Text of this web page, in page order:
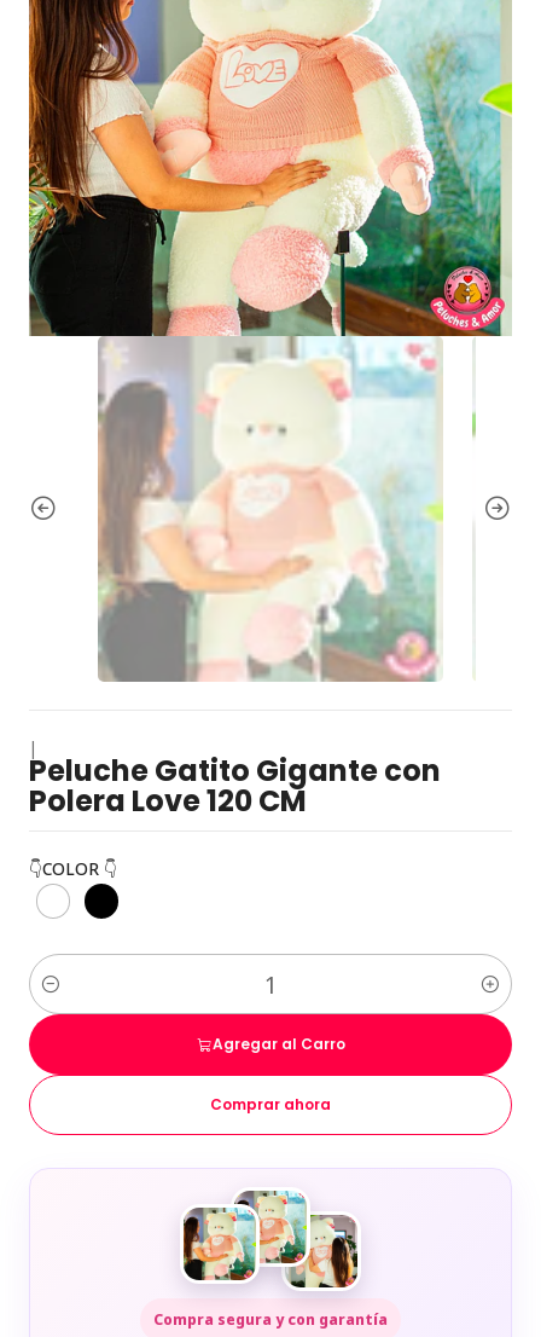
|
Peluche Gatito Gigante con
Polera Love 120 CM
👇COLOR 👇
Cantidad
Agregar al Carro
Comprar ahora
Compra segura y con garantía